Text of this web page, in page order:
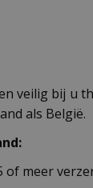
veilig bij u
als België.
of meer